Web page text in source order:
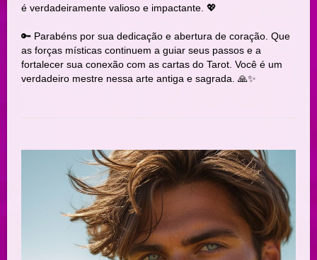
é verdadeiramente valioso e impactante. 💖
🔑 Parabéns por sua dedicação e abertura de coração. Que
as forças místicas continuem a guiar seus passos e a
fortalecer sua conexão com as cartas do Tarot. Você é um
verdadeiro mestre nessa arte antiga e sagrada. 🙏✨